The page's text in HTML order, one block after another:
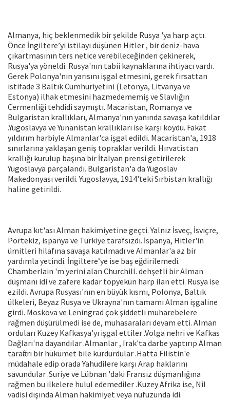
Almanya, hiç beklenmedik bir şekilde Rusya 'ya harp açtı.
Önce İngiltere’yi istilayı düşünen Hitler , bir deniz-hava
çıkartmasının ters netice verebileceğinden çekinerek,
Rusya'ya yöneldi. Rusya'nın tabii kaynaklarına ihtiyacı vardı.
Gerek Polonya'nın yarısını işgal etmesini, gerek fırsattan
istifade 3 Baltık Cumhuriyetini (Letonya, Litvanya ve
Estonya) ilhak etmesini hazmedememiş ve Slavlığın
Cermenliği tehdidi saymıştı. Macaristan, Romanya ve
Bulgaristan krallıkları, Almanya'nın yanında savaşa katıldılar
.Yugoslavya ve Yunanistan krallıkları ise karşı koydu. Fakat
yıldırım harbiyle Almanlar'ca işgal edildi. Macaristan'a, 1918
sınırlarına yaklaşan geniş topraklar verildi. Hırvatistan
krallığı kurulup başına bir İtalyan prensi getirilerek
Yugoslavya parçalandı. Bulgaristan'a da Yugoslav
Makedonyası verildi. Yugoslavya, 1914'teki Sırbistan krallığı
haline getirildi.
Avrupa kıt'ası Alman hakimiyetine geçti. Yalnız İsveç, İsviçre,
Portekiz, ispanya ve Türkiye tarafsızdı. İspanya, Hitler'in
ümitleri hilafına savaşa katılmadı ve AImanlar'a az bir
yardımla yetindi. İngiltere’ye ise baş eğdirilemedi.
Chamberlain 'm yerini alan Churchill. dehşetli bir Alman
düşmanı idi ve zafere kadar topyekün harp ilan etti. Rusya ise
ezildi. Avrupa Rusyası'nın en büyük kısmı, Polonya, Baltık
ülkeleri, Beyaz Rusya ve Ukrayna'nın tamamı Alman işgaline
girdi. Moskova ve Leningrad çok şiddetli muharebelere
rağmen düşürülmedi ise de, muhasaraları devam etti. Alman
orduları Kuzey Kafkasya'yı işgal ettiler .Volga nehri ve Kafkas
Dağları'na dayandılar .Almanlar , Irak'ta darbe yaptırıp Alman
taraftarı bir hükümet bile kurdurdular .Hatta Filistin'e
müdahale edip orada Yahudilere karşı Arap haklarını
savundular .Suriye ve Lübnan 'daki Fransız düşmanlığına
rağmen bu ilkelere hulul edemediler .Kuzey Afrika ise, Nil
vadisi dışında Alman hakimiyet veya nüfuzunda idi.